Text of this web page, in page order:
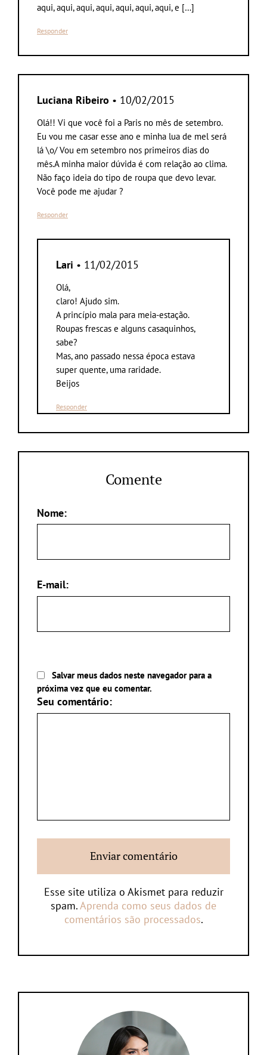
aqui, aqui, aqui, aqui, aqui, aqui, aqui, e […]
Responder
Luciana Ribeiro • 10/02/2015
Olá!! Vi que você foi a Paris no mês de setembro.
Eu vou me casar esse ano e minha lua de mel será
lá \o/ Vou em setembro nos primeiros dias do
mês.A minha maior dúvida é com relação ao clima.
Não faço ideia do tipo de roupa que devo levar.
Você pode me ajudar ?
Responder
Lari • 11/02/2015
Olá,
claro! Ajudo sim.
A princípio mala para meia-estação.
Roupas frescas e alguns casaquinhos,
sabe?
Mas, ano passado nessa época estava
super quente, uma raridade.
Beijos
Responder
Comente
Nome:
E-mail:
Salvar meus dados neste navegador para a
próxima vez que eu comentar.
Seu comentário:
Esse site utiliza o Akismet para reduzir
spam.Aprenda como seus dados de
comentários são processados.